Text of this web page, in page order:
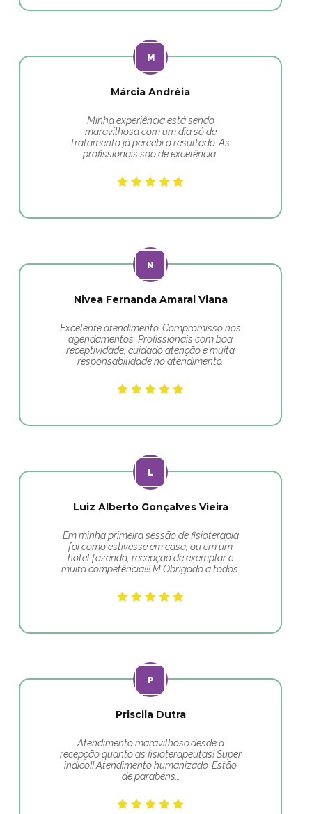
Márcia Andréia
Minha experiência está sendo
maravilhosa com um dia só de
tratamento já percebi o resultado. As
profissionais são de excelência.
Nivea Fernanda Amaral Viana
Excelente atendimento. Compromisso nos
agendamentos. Profissionais com boa
receptividade, cuidado atenção e muita
responsabilidade no atendimento.
Luiz Alberto Gonçalves Vieira
Em minha primeira sessão de fisioterapia
foi como estivesse em casa, ou em um
hotel fazenda, recepção de exemplar e
muita competência!!! M Obrigado a todos.
Priscila Dutra
Atendimento maravilhoso,desde a
recepção quanto as fisioterapeutas! Super
indico!! Atendimento humanizado. Estão
de parabéns…